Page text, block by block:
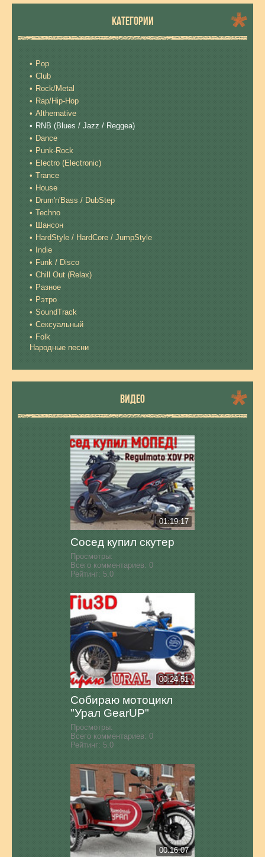
КАТЕГОРИИ
Pop
Club
Rock/Metal
Rap/Hip-Hop
Althernative
RNB (Blues / Jazz / Reggea)
Dance
Punk-Rock
Electro (Electronic)
Trance
House
Drum'n'Bass / DubStep
Techno
Шансон
HardStyle / HardCore / JumpStyle
Indie
Funk / Disco
Chill Out (Relax)
Разное
Рэтро
SoundTrack
Сексуальный
Folk
Народные песни
ВИДЕО
01:19:17
Сосед купил скутер
Просмотры:
Всего комментариев: 0
Рейтинг: 5.0
00:24:51
Собираю мотоцикл
"Урал GearUP"
Просмотры:
Всего комментариев: 0
Рейтинг: 5.0
00:16:07